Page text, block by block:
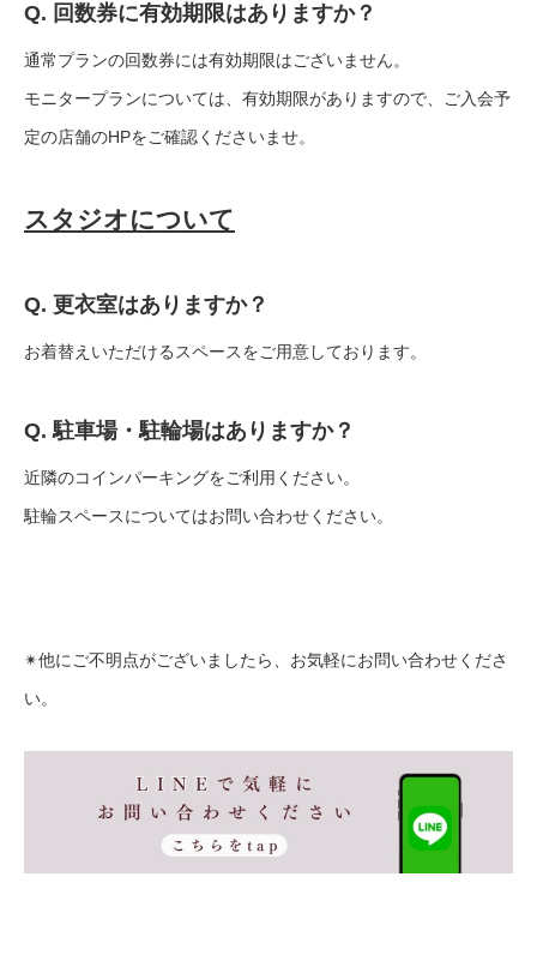
Q. 回数券に有効期限はありますか？
通常プランの回数券には有効期限はございません。
モニタープランについては、有効期限がありますので、ご入会予
定の店舗のHPをご確認くださいませ。
スタジオについて
Q. 更衣室はありますか？
お着替えいただけるスペースをご用意しております。
Q. 駐車場・駐輪場はありますか？
近隣のコインパーキングをご利用ください。
駐輪スペースについてはお問い合わせください。
✴︎他にご不明点がございましたら、お気軽にお問い合わせくださ
い。